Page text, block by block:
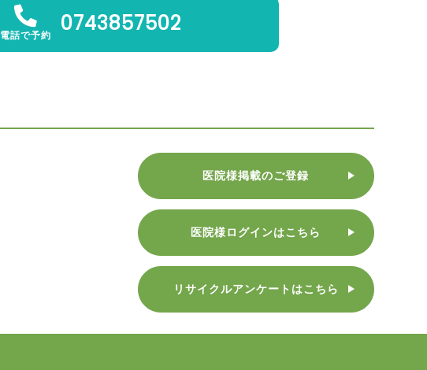
電話で予約 0743857502
医院様掲載のご登録
医院様ログインはこちら
リサイクルアンケートはこちら